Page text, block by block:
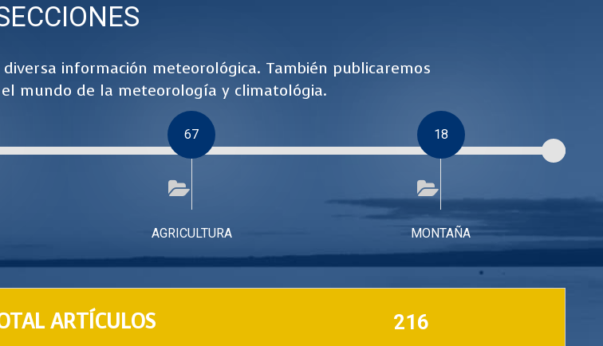
información meteorológica. También publicaremos
mundo de la meteorología y climatológia.
67
AGRICULTURA
18
MONTAÑA
ARTÍCULOS 216